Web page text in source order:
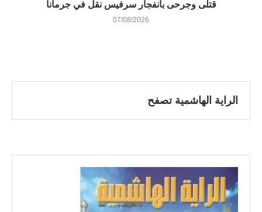
قتلى وجرحى بانفجار سرفيس نقل في جرمانا
07/08/2026
الراية الهاشمية تصفح